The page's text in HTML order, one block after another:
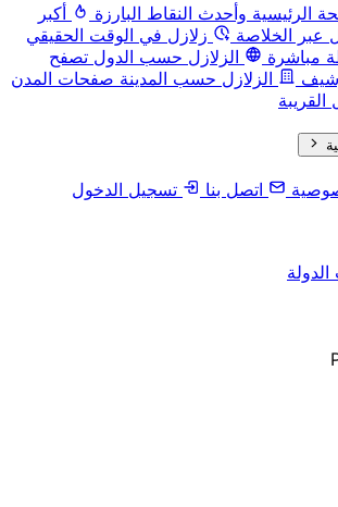
الرئيسية وأحدث النقاط البارزة
أكبر
عبر الخلاصة
زلازل في الوقت الحقيقي
مباشرة
الزلازل حسب الدول تصفح
الزلازل حسب المدينة صفحات المدن
اتصل بنا
تسجيل الدخول